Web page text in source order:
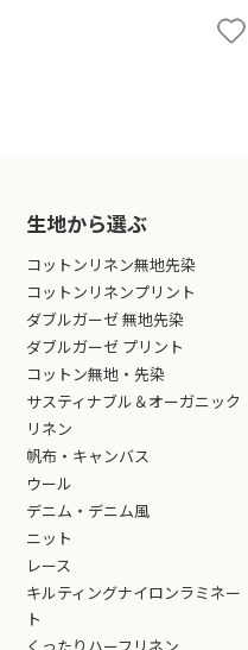
生地から選ぶ
コットンリネン無地先染
コットンリネンプリント
ダブルガーゼ 無地先染
ダブルガーゼ プリント
コットン無地・先染
サスティナブル＆オーガニック
リネン
帆布・キャンバス
ウール
デニム・デニム風
ニット
レース
キルティングナイロンラミネー
ト
くったりハーフリネン